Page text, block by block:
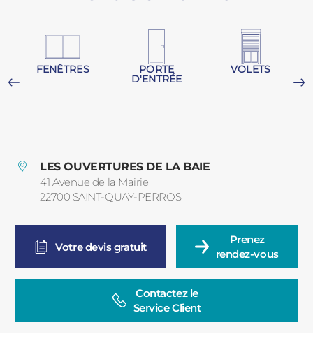
FENÊTRES PORTE
D'ENTRÉE
VOLETS
LES OUVERTURES DE LA BAIE
41 Avenue de la Mairie
22700 SAINT-QUAY-PERROS
Votre devis gratuit
Prenez
rendez-vous
Contactez le
Service Client
PVC
ACIER